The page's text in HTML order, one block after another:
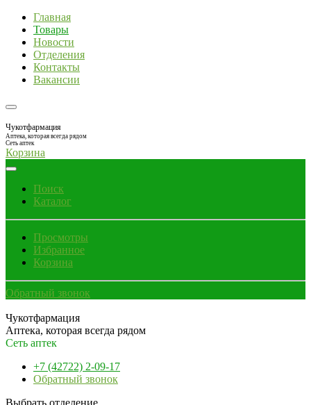
Главная
Товары
Новости
Отделения
Контакты
Вакансии
Чукотфармация
Аптека, которая всегда рядом
Сеть аптек
Корзина
Поиск
Каталог
Просмотры
Избранное
Корзина
Обратный звонок
Чукотфармация
Аптека, которая всегда рядом
Сеть аптек
+7 (42722) 2-09-17
Обратный звонок
Выбрать отделение